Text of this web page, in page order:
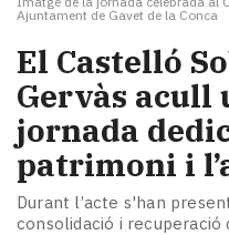
Ajuntament de Gavet de la Conca
El Castelló
Gervàs acull
jornada
patrimoni i
Durant l’acte s'han
consolidació i